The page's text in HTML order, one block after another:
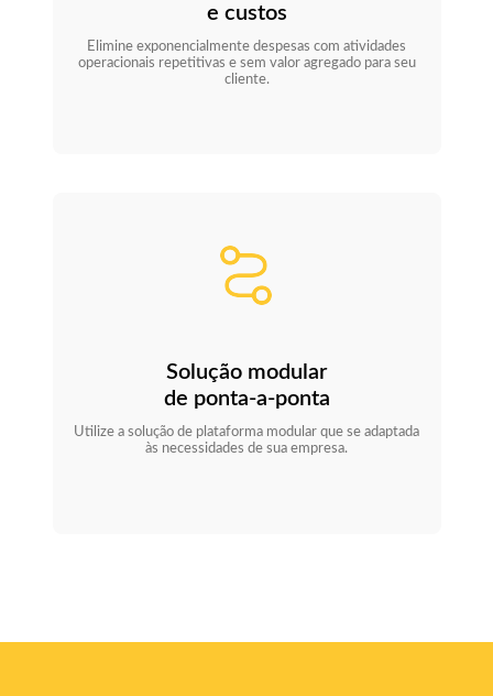
e custos
Elimine exponencialmente despesas com atividades
operacionais repetitivas e sem valor agregado para seu
cliente.
Solução modular
de ponta-a-ponta
Utilize a solução de plataforma modular que se adaptada
às necessidades de sua empresa.